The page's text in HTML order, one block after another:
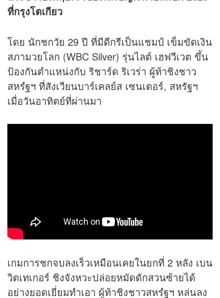
ที่กรุงโตเกียว
โดย นักชกวัย 29 ปี ที่มีดีกรีเป็นแชมป์ เข็มขัดเงิน
สภามวยโลก (WBC Silver) รุ่นไลต์ เฮฟวีเวต ขึ้น
ป้องกันตำแหน่งกับ ริชาร์ด ริเวร่า ผู้ท้าชิงชาว
สหรํฐฯ ที่สังเวียนบาร์เคลย์ส เซนเตอร์, สหรัฐฯ
เมื่อวันอาทิตย์ที่ผ่านมา
เกมการชกจบลงเร็วเหมือนเคยในยกที่ 2 หลัง เบน
วิตเทเกอร์ ชิงจังหวะปล่อยหมัดดักสวนซ้ายได้
อย่างยอดเยี่ยมทำเอา ผู้ท้าชิงชาวสหรํฐฯ หล่นลง